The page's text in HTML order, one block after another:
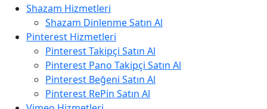
Shazam Hizmetleri
Shazam Dinlenme Satın Al
Pinterest Hizmetleri
Pinterest Takipçi Satın Al
Pinterest Pano Takipçi Satın Al
Pinterest Beğeni Satın Al
Pinterest RePin Satın Al